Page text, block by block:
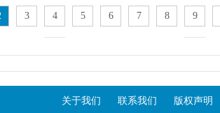
3 4 5 6 7 8 9
关于我们 联系我们 版权声明